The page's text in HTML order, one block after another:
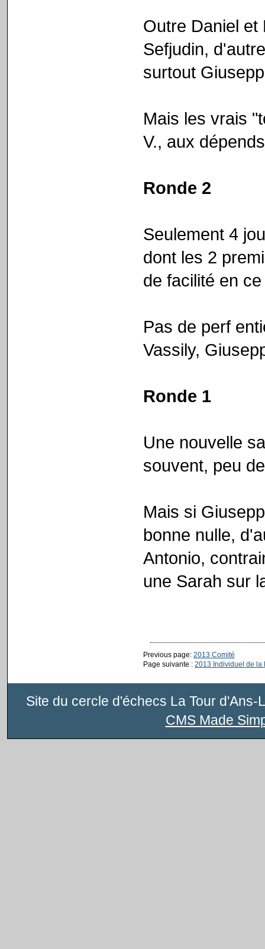
Outre Daniel et
Sefjudin,
surtout
Mais les vrais
V., aux
Ronde 2
Seulement 4
dont les 2
de facilité en
Pas de perf
Vassily,
Ronde 1
Une nouvelle
souvent, peu
Mais si
bonne nulle,
Antonio,
une Sarah sur
Previous page: 2013 Comité
Page suivante : 2013 Individuel de la
Site du cercle d'échecs La Tour
CMS Made